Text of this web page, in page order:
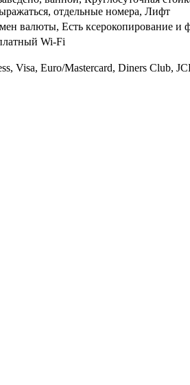
отдельные номера, Лифт
валюты, Есть ксерокопирование и
Wi-Fi
Visa, Euro/Mastercard, Diners Club,